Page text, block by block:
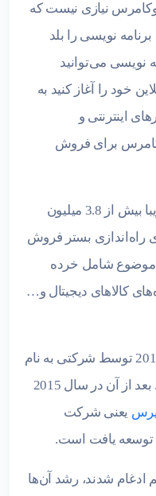
نیازی نیست که
نویسی را بلد
نویسی می‌توانید
خود را آغاز کنید به
اینترنتی و
برای فروش
بنا بر گفته برخی از منابع امروز تقریبا بیش از 3.8 میلیون
راه‌اندازی بستر فروش
موضوع شامل خرده
کالاهای دیجیتال و…
ووکامرس برای اولین بار در سال 2011 توسط شرکتی به نام
WooThemes طراحی و منتشر شد. بعد از آن در سال 2015
یعنی شرکت
ادغام شدند، رشد آن‌ها